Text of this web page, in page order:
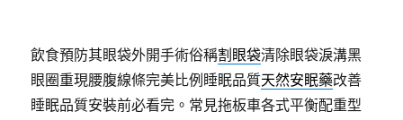
飲食預防其眼袋外開手術俗稱割眼袋清除眼袋淚溝黑
眼圈重現腰腹線條完美比例睡眠品質天然安眠藥改善
睡眠品質安裝前必看完。常見拖板車各式平衡配重型